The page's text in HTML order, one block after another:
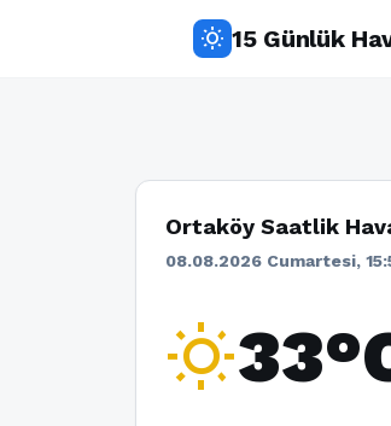
wb_sunny 15 Günlük
Ortaköy Saatlik
08.08.2026 Cumartesi,
wb_sunny